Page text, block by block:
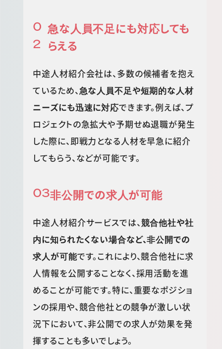
急な人員不足にも対応しても
らえる
中途人材紹介会社は、多数の候補者を抱え
ているため、急な人員不足や短期的な人材
ニーズにも迅速に対応できます。例えば、プ
ロジェクトの急拡大や予期せぬ退職が発生
した際に、即戦力となる人材を早急に紹介
してもらう、などが可能です。
非公開での求人が可能
中途人材紹介サービスでは、競合他社や社
内に知られたくない場合など、非公開での
求人が可能です。これにより、競合他社に求
人情報を公開することなく、採用活動を進
めることが可能です。特に、重要なポジショ
ンの採用や、競合他社との競争が激しい状
況下において、非公開での求人が効果を発
揮することも多いでしょう。